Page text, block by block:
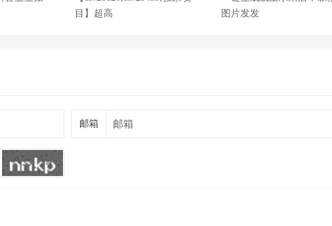
目】超高
图片发发
邮箱